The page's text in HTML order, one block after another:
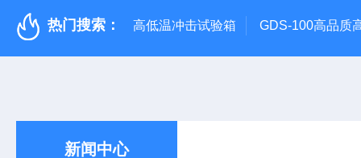
热门搜索： 高低温冲击试验箱 GDS-100高品质
新闻中心